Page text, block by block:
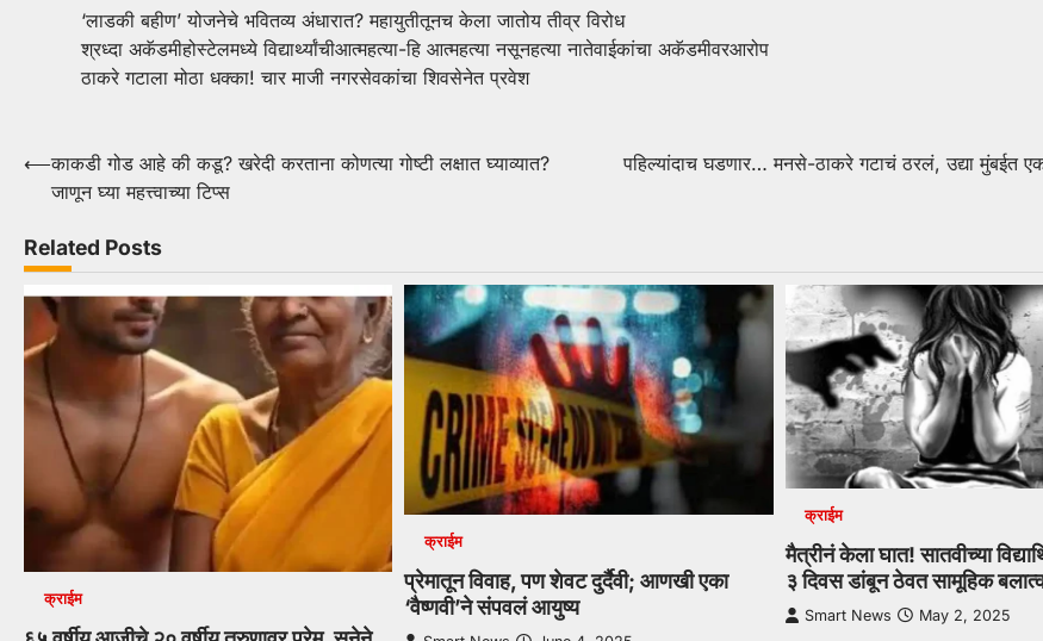
‘लाडकी बहीण’ योजनेचे भवितव्य अंधारात? महायुतीतूनच केला जातोय तीव्र विरोध
श्रध्दा अकॅडमीहोस्टेलमध्ये विद्यार्थ्यांचीआत्महत्या-हि आत्महत्या नसूनहत्या नातेवाईकांचा अकॅडमीवरआरोप
ठाकरे गटाला मोठा धक्का! चार माजी नगरसेवकांचा शिवसेनेत प्रवेश
Post
navigation
⟵काकडी गोड आहे की कडू? खरेदी करताना कोणत्या गोष्टी लक्षात घ्याव्यात?
जाणून घ्या महत्त्वाच्या टिप्स
पहिल्यांदाच घडणार… मनसे-ठाकरे गटाचं ठरलं, उद्या मुंबईत
Related Posts
क्राईम
क्राईम
प्रेमातून विवाह, पण शेवट दुर्दैवी; आणखी एका
‘वैष्णवी’ने संपवलं आयुष्य
क्राईम
मैत्रीनं केला घात! सातवीच्या
३ दिवस डांबून ठेवत सामूहिक
Smart News May 2, 2025